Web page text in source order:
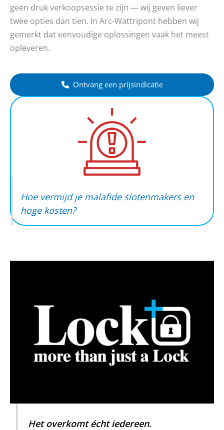
geen druk verkoopsessie te zijn — wij geven liever
twee opties dan tien. In Arc-Wattripont hebben wij
gemerkt dat eenvoudige oplossingen vaak het meest
opleveren.
Ontvang een prijsindicatie
Hoe vermijd je malafide slotenmakers en
hoge kosten?
Het overkomt écht iedereen.